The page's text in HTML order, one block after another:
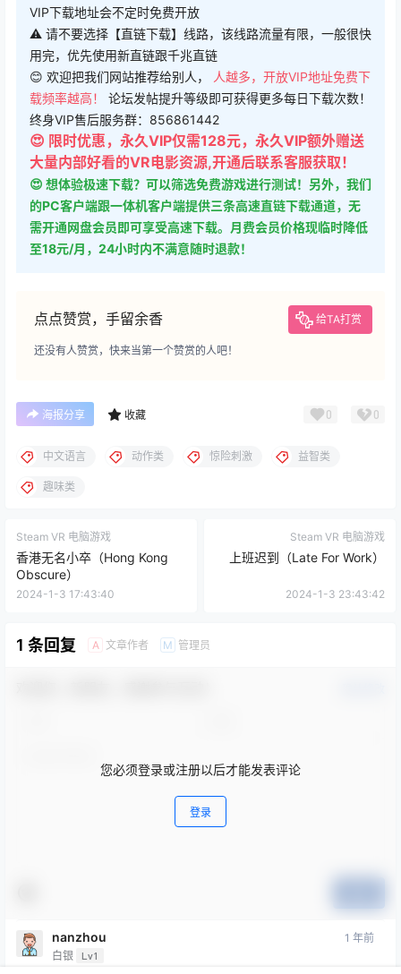
VIP下载地址会不定时免费开放
⚠ 请不要选择【直链下载】线路，该线路流量有限，一般很快
用完，优先使用新直链跟千兆直链
😊 欢迎把我们网站推荐给别人，
人越多，开放VIP地址免费下
载频率越高！ 论坛发帖提升等级即可获得更多每日下载次数！
终身VIP售后服务群：856861442
😍 限时优惠，永久VIP仅需128元，永久VIP额外赠送
大量内部好看的VR电影资源,开通后联系客服获取！
😍 想体验极速下载？可以筛选免费游戏进行测试！另外，我们
的PC客户端跟一体机客户端提供三条高速直链下载通道，无
需开通网盘会员即可享受高速下载。月费会员价格现临时降低
至18元/月，24小时内不满意随时退款！
点点赞赏，手留余香 给TA打赏
还没有人赞赏，快来当第一个赞赏的人吧！
海报分享 收藏 0 0
中文语言 动作类 惊险刺激 益智类
趣味类
Steam VR 电脑游戏
香港无名小卒（Hong Kong
Obscure）
2024-1-3 17:43:40
Steam VR 电脑游戏
上班迟到（Late For Work）
2024-1-3 23:43:42
1 条回复 A 文章作者 M 管理员
您必须登录或注册以后才能发表评论
登录
nanzhou
白银 Lv1
1 年前